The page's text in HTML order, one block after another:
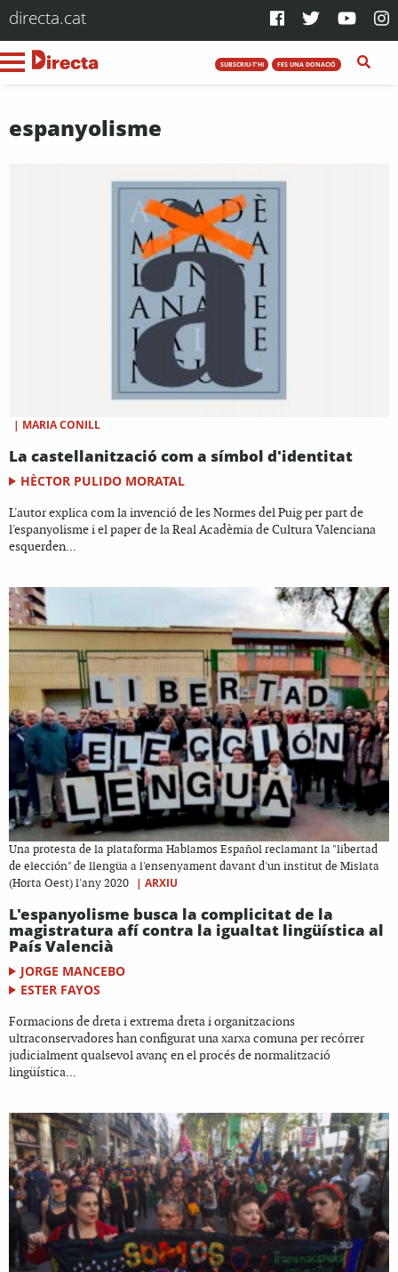
directa.cat
SUBSCRIU-T'HI FES UNA DONACIÓ
espanyolisme
| MARIA CONILL
La castellanització com a símbol d'identitat
HÈCTOR PULIDO MORATAL
L'autor explica com la invenció de les Normes del Puig per part de
l'espanyolisme i el paper de la Real Acadèmia de Cultura Valenciana
esquerden...
Una protesta de la plataforma Hablamos Español reclamant la "libertad
de elección" de llengüa a l'ensenyament davant d'un institut de Mislata
(Horta Oest) l'any 2020
| ARXIU
L'espanyolisme busca la complicitat de la
magistratura afí contra la igualtat lingüística al
País Valencià
JORGE MANCEBO
ESTER FAYOS
Formacions de dreta i extrema dreta i organitzacions
ultraconservadores han configurat una xarxa comuna per recórrer
judicialment qualsevol avanç en el procés de normalització
lingüística...